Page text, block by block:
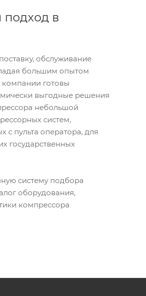
в
обслуживание
большим опытом
компании готовы
выгодные решения
небольшой
систем,
пульта оператора, для
государственных
систему подбора
оборудования,
компрессора